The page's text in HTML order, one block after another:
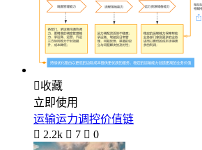
收藏
立即使用
运输运力调控价值链
 2.2k  7  0